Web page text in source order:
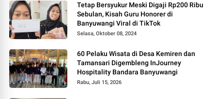
Tetap Bersyukur Meski Digaji Rp200 Ribu
Sebulan, Kisah Guru Honorer di
Banyuwangi Viral di TikTok
Selasa, Oktober 08, 2024
60 Pelaku Wisata di Desa Kemiren dan
Tamansari Digembleng InJourney
Hospitality Bandara Banyuwangi
Rabu, Juli 15, 2026